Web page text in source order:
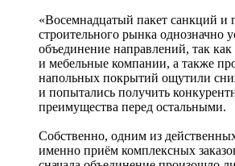
«Восемнадцатый пакет санкций и
строительного рынка однозначно
объединение направлений, так
и мебельные компании, а также
напольных покрытий ощутили
и попытались получить
преимущества перед остальными.
Собственно, одним из
именно приём комплексных